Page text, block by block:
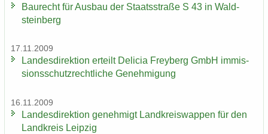
Bau­recht für Aus­bau der Staats­stra­ße S 43 in Wald­
stein­berg
17.11.2009
Lan­des­di­rek­ti­on er­teilt De­li­cia Frey­berg GmbH im­mis­
si­ons­schutz­recht­li­che Ge­neh­mi­gung
16.11.2009
Lan­des­di­rek­ti­on ge­neh­migt Land­kreis­wap­pen für den
Land­kreis Leip­zig